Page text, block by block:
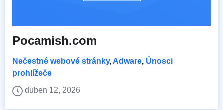
Pocamish.com
Nečestné webové stránky, Adware, Únosci
prohlížeče
duben 12, 2026